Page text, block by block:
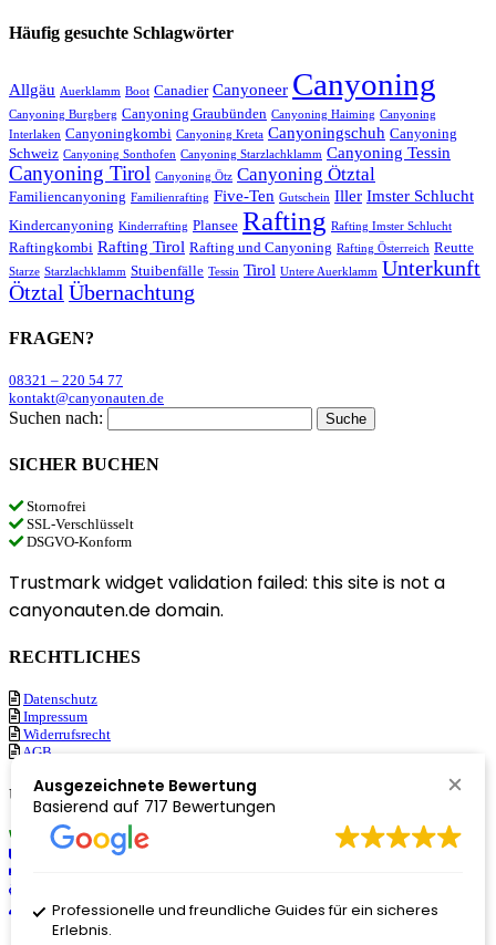
Häufig gesuchte Schlagwörter
Allgäu Auerklamm Boot Canadier Canyoneer Canyoning
Canyoning Burgberg Canyoning Graubünden Canyoning Haiming Canyoning
Interlaken Canyoningkombi Canyoning Kreta Canyoningschuh Canyoning
Schweiz Canyoning Sonthofen Canyoning Starzlachklamm Canyoning Tessin
Canyoning Tirol Canyoning Ötz Canyoning Ötztal
Familiencanyoning Familienrafting Five-Ten Gutschein Iller Imster Schlucht
Kindercanyoning Kinderrafting Plansee Rafting Rafting Imster Schlucht
Raftingkombi Rafting Tirol Rafting und Canyoning Rafting Österreich Reutte
Starze Starzlachklamm Stuibenfälle Tessin Tirol Untere Auerklamm Unterkunft
Ötztal Übernachtung
FRAGEN?
08321 – 220 54 77
kontakt@canyonauten.de
Suchen nach:
SICHER BUCHEN
Stornofrei
SSL-Verschlüsselt
DSGVO-Konform
Trustmark widget validation failed: this site is not a
canyonauten.de domain.
RECHTLICHES
Datenschutz
Impressum
Widerrufsrecht
AGB
ÜBER UNS
Nachhaltigkeit
Jobs
© 2024 Canyonauten GmbH – Änderungen und Irrtümer vorbehalten
Ausgezeichnete Bewertung
Basierend auf 717 Bewertungen
Professionelle und freundliche Guides für ein sicheres
Erlebnis.